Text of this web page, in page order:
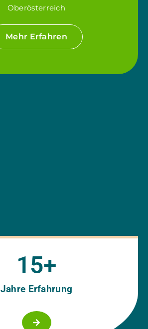
Oberösterreich
Mehr Erfahren
Jahre Erfahrung
15+